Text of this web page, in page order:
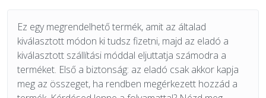
Ez egy megrendelhető termék, amit az általad
kiválasztott módon ki tudsz fizetni, majd az eladó a
kiválasztott szállítási móddal eljuttatja számodra a
terméket. Első a biztonság: az eladó csak akkor kapja
meg az összeget, ha rendben megérkezett hozzád a